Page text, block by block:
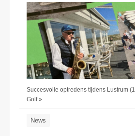
Succesvolle optredens tijdens Lustrum
Golf »
News